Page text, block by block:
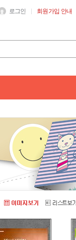
로그인 회원가입 안내